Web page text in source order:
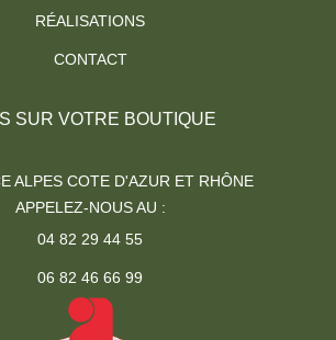
RÉALISATIONS
CONTACT
SUR VOTRE BOUTIQUE
ALPES COTE D'AZUR ET RHÔNE
APPELEZ-NOUS AU :
04 82 29 44 55
06 82 46 66 99